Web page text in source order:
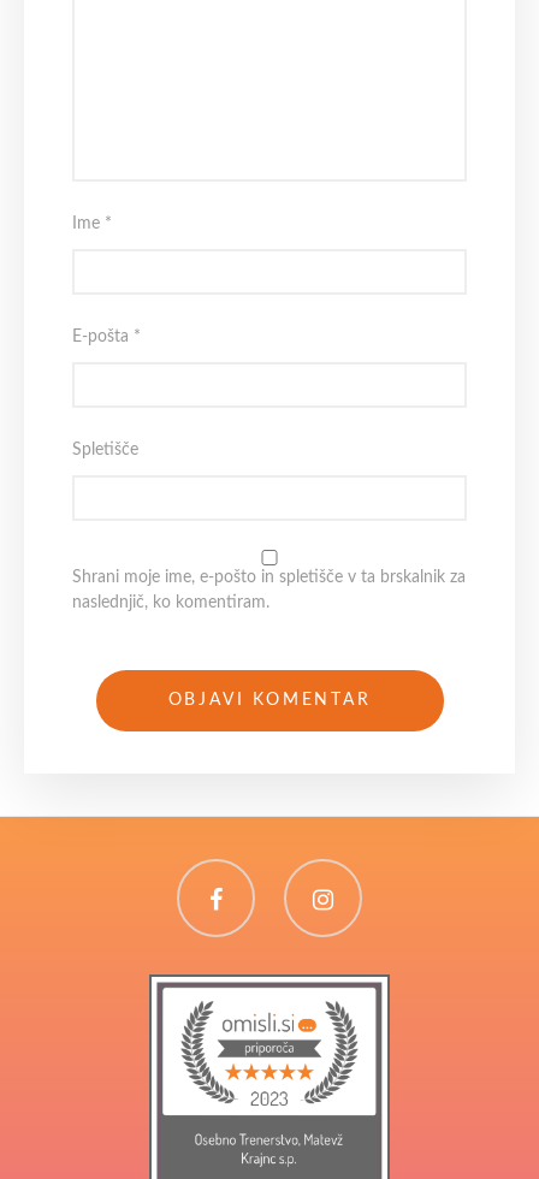
Ime *
E-pošta *
Spletišče
Shrani moje ime, e-pošto in spletišče v ta brskalnik za
naslednjič, ko komentiram.
Facebook Instagram